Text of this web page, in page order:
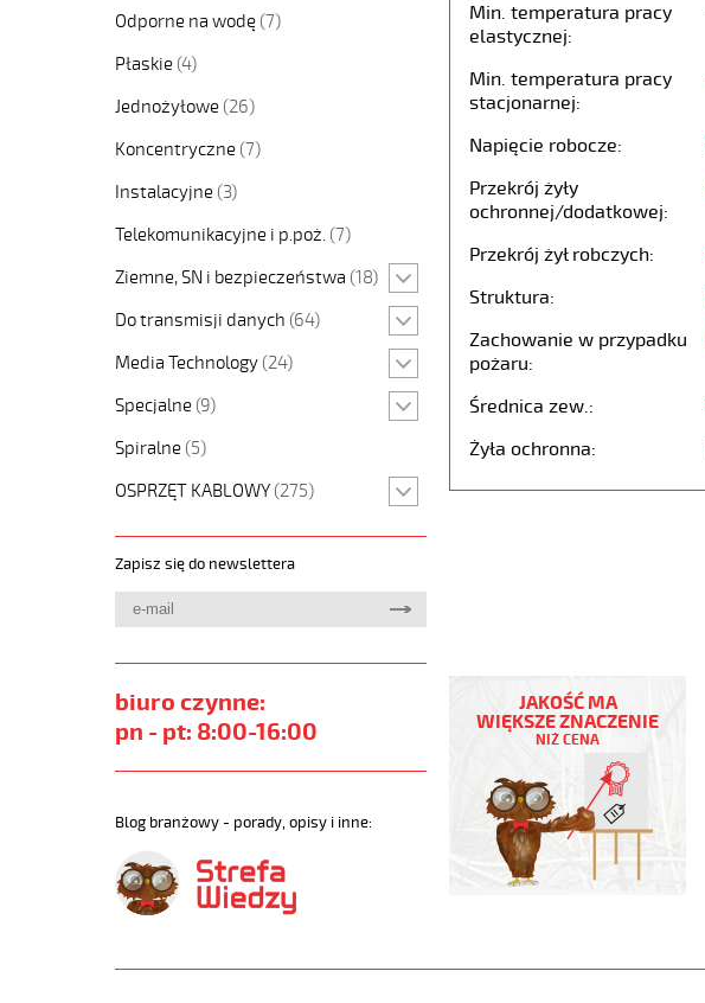
Odporne na wodę (7)
Płaskie (4)
Jednożyłowe (26)
Koncentryczne (7)
Instalacyjne (3)
Telekomunikacyjne i p.poż. (7)
Ziemne, SN i bezpieczeństwa (18)
Do transmisji danych (64)
Media Technology (24)
Specjalne (9)
Spiralne (5)
OSPRZĘT KABLOWY (275)
Zapisz się do newslettera
biuro czynne:
pn - pt: 8:00-16:00
Blog branżowy - porady, opisy i inne:
Min. temperatura pracy
elastycznej:
Min. temperatura pracy
stacjonarnej:
Napięcie robocze:
Przekrój żyły
ochronnej/dodatkowej:
Przekrój żył robczych:
Struktura:
Zachowanie w przypadku
pożaru:
Średnica zew.:
Żyła ochronna:
PUR
10G0,75
elastyczny
300/500V
szary,izol.pur
czar.numer
500-
JAKOŚĆ MA
WIĘKSZE ZNACZENIE
NIŻ CENA